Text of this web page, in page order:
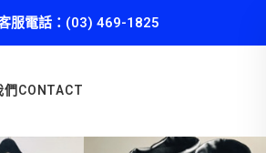
服電話：(03) 469-1825
們CONTACT